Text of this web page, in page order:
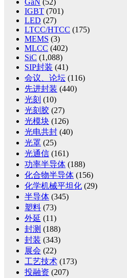
GaN (52)
IGBT (701)
LED (27)
LTCC/HTCC (175)
MEMS (3)
MLCC (402)
SiC (1,088)
SIP封装 (41)
会议、论坛 (116)
先进封装 (440)
光刻 (10)
光刻胶 (27)
光模块 (126)
光电共封 (40)
光罩 (25)
光通信 (161)
功率半导体 (188)
化合物半导体 (156)
化学机械平坦化 (29)
半导体 (345)
塑料 (73)
外延 (11)
封测 (188)
封装 (343)
展会 (22)
工艺技术 (173)
投融资 (207)